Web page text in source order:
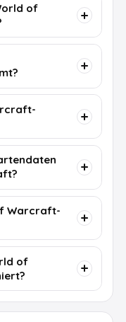
of
Warcraft-
of